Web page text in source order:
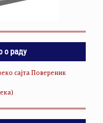
о раду
сајта Повереник